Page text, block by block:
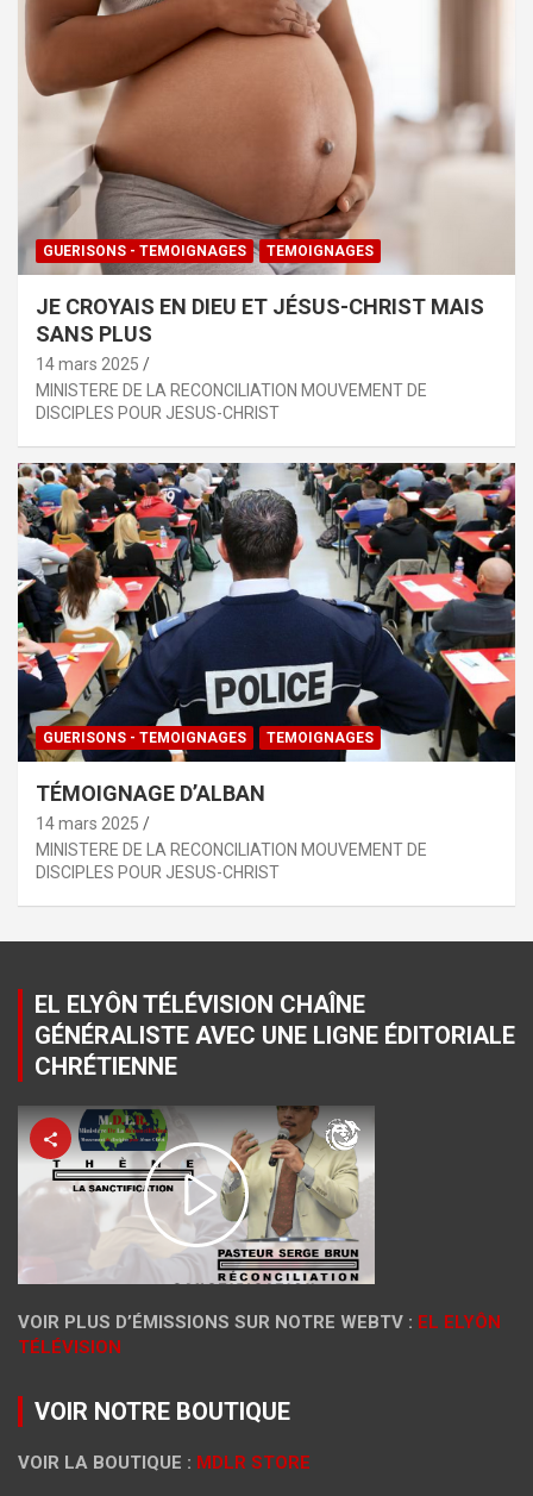
GUERISONS - TEMOIGNAGES TEMOIGNAGES
JE CROYAIS EN DIEU ET JÉSUS-CHRIST MAIS
SANS PLUS
14 mars 2025
MINISTERE DE LA RECONCILIATION MOUVEMENT DE
DISCIPLES POUR JESUS-CHRIST
GUERISONS - TEMOIGNAGES TEMOIGNAGES
TÉMOIGNAGE D’ALBAN
14 mars 2025
MINISTERE DE LA RECONCILIATION MOUVEMENT DE
DISCIPLES POUR JESUS-CHRIST
EL ELYÔN TÉLÉVISION CHAÎNE
GÉNÉRALISTE AVEC UNE LIGNE ÉDITORIALE
CHRÉTIENNE
VOIR PLUS D’ÉMISSIONS SUR NOTRE WEBTV : EL ELYÔN
TÉLÉVISION
VOIR NOTRE BOUTIQUE
VOIR LA BOUTIQUE : MDLR STORE